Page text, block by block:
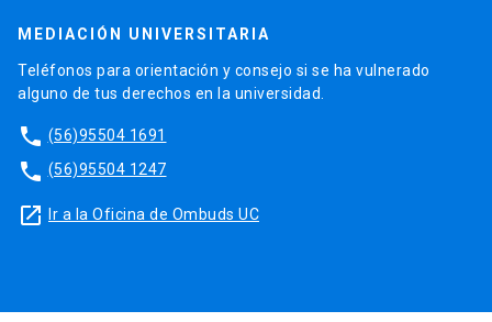
MEDIACIÓN UNIVERSITARIA
Teléfonos para orientación y consejo si se ha vulnerado
alguno de tus derechos en la universidad.
phone (56)95504 1691
phone (56)95504 1247
launch Ir a la Oficina de Ombuds UC